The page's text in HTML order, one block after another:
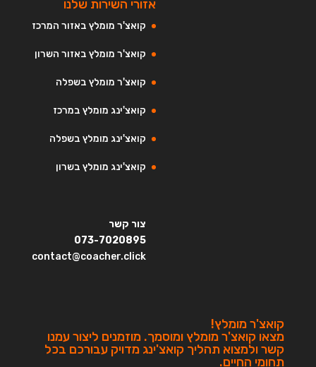
אזורי השירות שלנו
קואצ'ר מומלץ באזור המרכז
קואצ'ר מומלץ באזור השרון
קואצ'ר מומלץ בשפלה
קואצ'ינג מומלץ במרכז
קואצ'ינג מומלץ בשפלה
קואצ'ינג מומלץ בשרון
צור קשר
073-7020895
contact@coacher.click
קואצ'ר מומלץ!
מצאו קואצ'ר מומלץ ומוסמך. מוזמנים ליצור עמנו
קשר ולמצוא תהליך קואצ'ינג מדויק עבורכם בכל
תחומי החיים.